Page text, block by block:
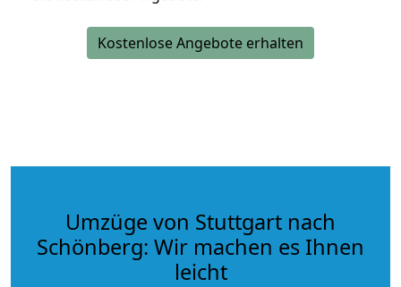
Kostenlose Angebote erhalten
Umzüge von Stuttgart nach
Schönberg: Wir machen es Ihnen
leicht